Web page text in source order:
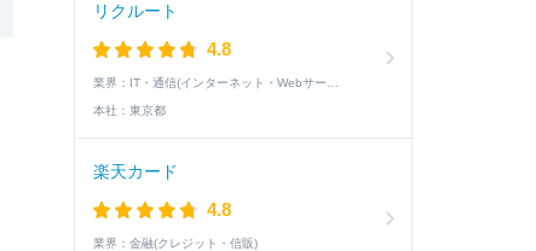
リクルート
4.8
業界：
本社： 東京都
楽天カード
4.8
業界： 金融(クレジット・信販)